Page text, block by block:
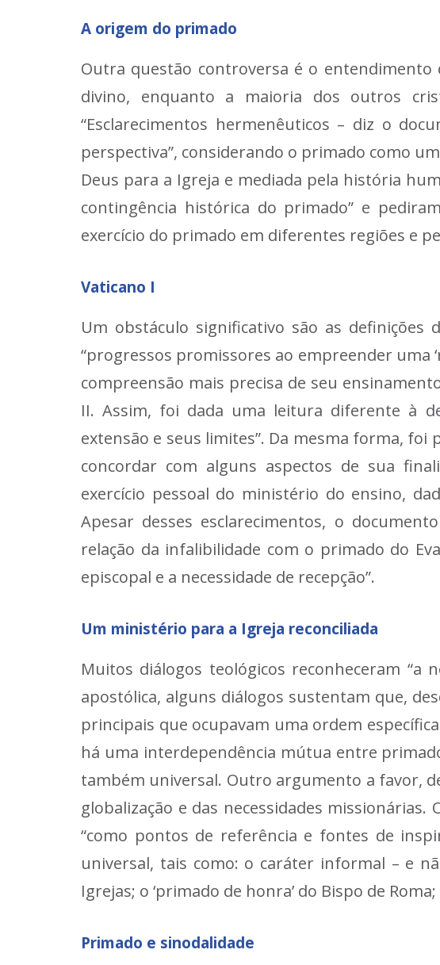
A origem do primado
Outra questão controversa é o
divino, enquanto a maioria dos outros
“Esclarecimentos hermenêuticos – diz o
perspectiva”, considerando o primado como
Deus para a Igreja e mediada pela história
contingência histórica do primado” e
exercício do primado em diferentes regiões e
Vaticano I
Um obstáculo significativo são as definições
“progressos promissores ao empreender uma
compreensão mais precisa de seu
II. Assim, foi dada uma leitura diferente à
extensão e seus limites”. Da mesma forma,
concordar com alguns aspectos de sua
exercício pessoal do ministério do ensino,
Apesar desses esclarecimentos, o
relação da infalibilidade com o primado do
episcopal e a necessidade de recepção”.
Um ministério para a Igreja reconciliada
Muitos diálogos teológicos reconheceram “a
apostólica, alguns diálogos sustentam que,
principais que ocupavam uma ordem
há uma interdependência mútua entre
também universal. Outro argumento a favor,
globalização e das necessidades
“como pontos de referência e fontes de
universal, tais como: o caráter informal – e
Igrejas; o ‘primado de honra’ do Bispo de
Primado e sinodalidade